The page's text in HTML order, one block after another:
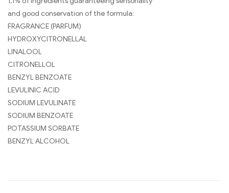
and good conservation of the formula:
FRAGRANCE (PARFUM)
HYDROXYCITRONELLAL
LINALOOL
CITRONELLOL
BENZYL BENZOATE
LEVULINIC ACID
SODIUM LEVULINATE
SODIUM BENZOATE
POTASSIUM SORBATE
BENZYL ALCOHOL